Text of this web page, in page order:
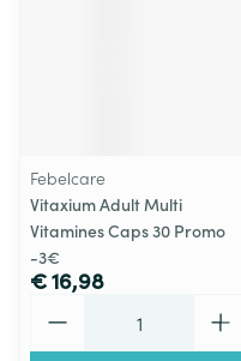
Febelcare
Vitaxium Adult Multi
Vitamines Caps 30 Promo
-3€
€ 16,98